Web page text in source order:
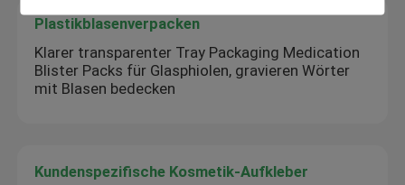
Plastikblasenverpacken
Klarer transparenter Tray Packaging Medication
Blister Packs für Glasphiolen, gravieren Wörter
mit Blasen bedecken
Kundenspezifische Kosmetik-Aufkleber